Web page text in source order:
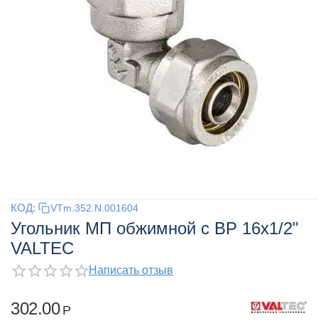
КОД: VTm.352.N.001604
Угольник МП обжимной с ВР 16x1/2"
VALTEC
Написать отзыв
302.00 Р